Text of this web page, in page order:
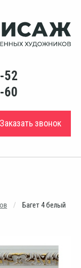
52
60
Заказать звонок
Багет 4 белый